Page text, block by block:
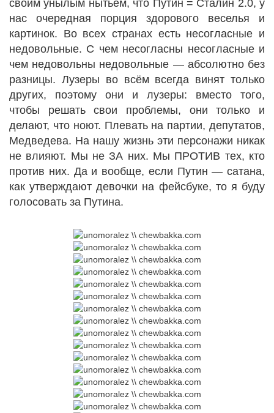
своим унылым нытьём, что Путин = Сталин 2.0, у
нас очередная порция здорового веселья и
картинок. Во всех странах есть несогласные и
недовольные. С чем несогласны несогласные и
чем недовольны недовольные — абсолютно без
разницы. Лузеры во всём всегда винят только
других, поэтому они и лузеры: вместо того,
чтобы решать свои проблемы, они только и
делают, что ноют. Плевать на партии, депутатов,
Медведева. На нашу жизнь эти персонажи никак
не влияют. Мы не ЗА них. Мы ПРОТИВ тех, кто
против них. Да и вообще, если Путин — сатана,
как утверждают девочки на фейсбуке, то я буду
голосовать за Путина.